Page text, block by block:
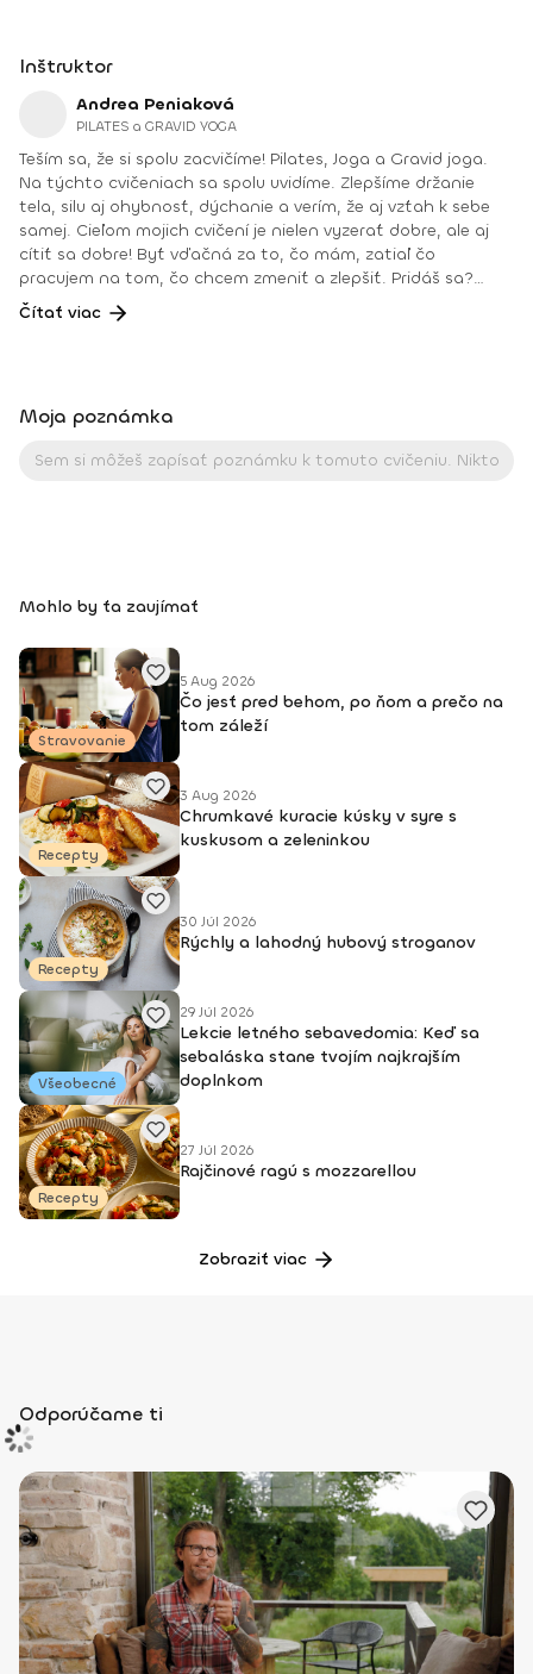
Inštruktor
Andrea Peniaková
PILATES a GRAVID YOGA
Teším sa, že si spolu zacvičíme! Pilates, Joga a Gravid joga.
Na týchto cvičeniach sa spolu uvidíme. Zlepšíme držanie
tela, silu aj ohybnosť, dýchanie a verím, že aj vzťah k sebe
samej. Cieľom mojich cvičení je nielen vyzerať dobre, ale aj
cítiť sa dobre! Byť vďačná za to, čo mám, zatiaľ čo
pracujem na tom, čo chcem zmeniť a zlepšiť. Pridáš sa?
Teším sa na teba na online lekciách vo Fitshakeri, aj vo
Fitshaker podcaste! Taktiež osobne na mojich hodinách v
@andrea_mindfulflow Dosiahnuté vzdelanie: • Špecializačný
IYN certificate – Mindfulness Yoga Instructor (mesačný
academy), Trnava, 2004 • Kurz tanečnej a pohybovej terapie
Čítať viac
Moja poznámka
Mohlo by ťa zaujímať
Stravovanie
5 Aug 2026
Čo jesť pred behom, po ňom a prečo na
tom záleží
Recepty
3 Aug 2026
Chrumkavé kuracie kúsky v syre s
kuskusom a zeleninkou
Recepty
30 Júl 2026
Rýchly a lahodný hubový stroganov
Všeobecné
29 Júl 2026
Lekcie letného sebavedomia: Keď sa
sebaláska stane tvojím najkrajším
doplnkom
Recepty
27 Júl 2026
Rajčinové ragú s mozzarellou
Zobraziť viac
Odporúčame ti